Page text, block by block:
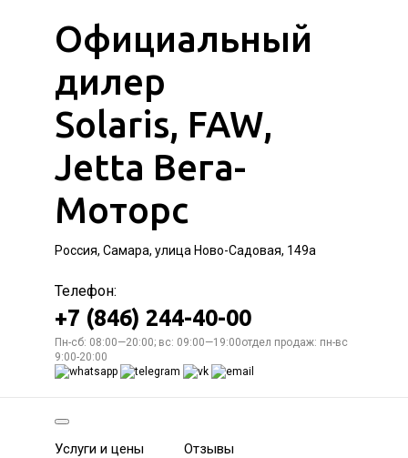
Официальный
дилер
Solaris, FAW,
Jetta Вега-
Моторс
Россия, Самара, улица Ново-Садовая, 149а
Телефон:
+7 (846) 244-40-00
Пн-сб: 08:00—20:00; вс: 09:00—19:00отдел продаж: пн-вс
9:00-20:00
Услуги и цены Отзывы